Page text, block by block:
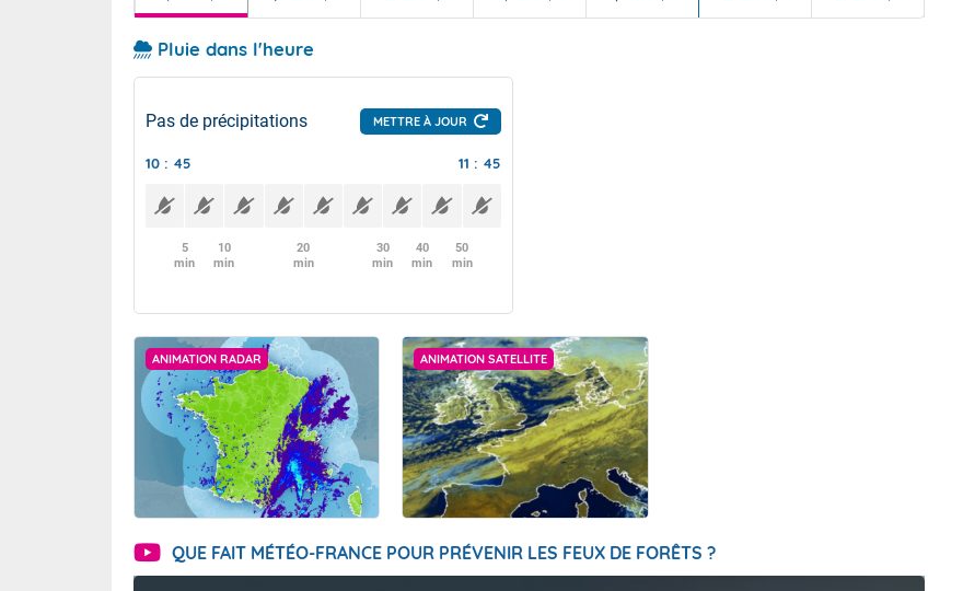
Pluie dans l'heure
Pas de précipitations METTRE À JOUR
10 : 45 11 : 45
5
min
10
min
20
min
30
min
40
min
50
min
ANIMATION RADAR ANIMATION SATELLITE
QUE FAIT MÉTÉO-FRANCE POUR PRÉVENIR LES FEUX DE FORÊTS ?